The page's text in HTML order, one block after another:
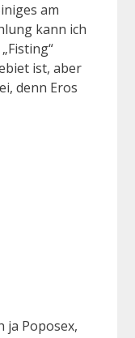
am
kann ich
ist, aber
denn Eros
ja Poposex,